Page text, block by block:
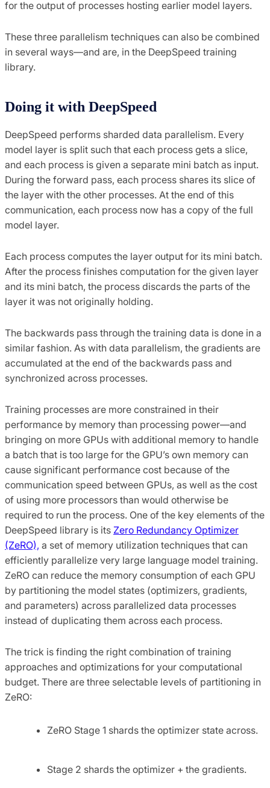
for the output of processes hosting earlier model layers.
These three parallelism techniques can also be combined
in several ways—and are, in the DeepSpeed training
library.
Doing it with DeepSpeed
DeepSpeed performs sharded data parallelism. Every
model layer is split such that each process gets a slice,
and each process is given a separate mini batch as input.
During the forward pass, each process shares its slice of
the layer with the other processes. At the end of this
communication, each process now has a copy of the full
model layer.
Each process computes the layer output for its mini batch.
After the process finishes computation for the given layer
and its mini batch, the process discards the parts of the
layer it was not originally holding.
The backwards pass through the training data is done in a
similar fashion. As with data parallelism, the gradients are
accumulated at the end of the backwards pass and
synchronized across processes.
Training processes are more constrained in their
performance by memory than processing power—and
bringing on more GPUs with additional memory to handle
a batch that is too large for the GPU’s own memory can
cause significant performance cost because of the
communication speed between GPUs, as well as the cost
of using more processors than would otherwise be
required to run the process. One of the key elements of the
DeepSpeed library is its Zero Redundancy Optimizer
(ZeRO), a set of memory utilization techniques that can
efficiently parallelize very large language model training.
ZeRO can reduce the memory consumption of each GPU
by partitioning the model states (optimizers, gradients,
and parameters) across parallelized data processes
instead of duplicating them across each process.
The trick is finding the right combination of training
approaches and optimizations for your computational
budget. There are three selectable levels of partitioning in
ZeRO:
ZeRO Stage 1 shards the optimizer state across.
Stage 2 shards the optimizer + the gradients.